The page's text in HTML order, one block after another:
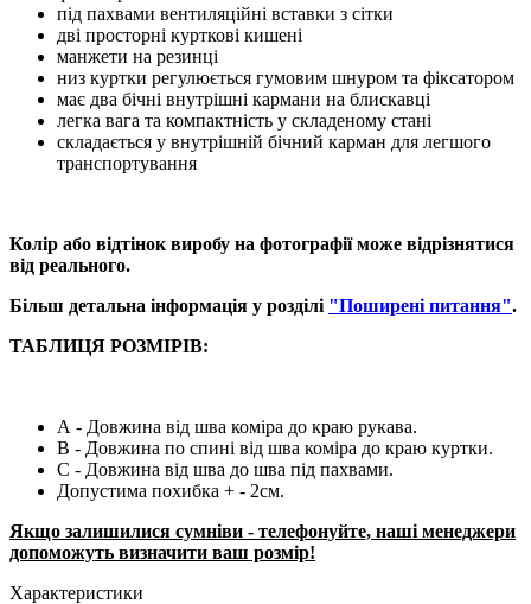
під пахвами вентиляційні вставки з сітки
дві просторні курткові кишені
манжети на резинці
низ куртки регулюється гумовим шнуром та фіксатором
має два бічні внутрішні кармани на блискавці
легка вага та компактність у складеному стані
складається у внутрішній бічний карман для легшого
транспортування
Колір або відтінок виробу на фотографії може відрізнятися
від реального.
Більш детальна інформація у розділі "Поширені питання".
ТАБЛИЦЯ РОЗМІРІВ:
А - Довжина від шва коміра до краю рукава.
B - Довжина по спині від шва коміра до краю куртки.
C - Довжина від шва до шва під пахвами.
Допустима похибка + - 2см.
Якщо залишилися сумніви - телефонуйте, наші менеджери
допоможуть визначити ваш розмір!
Характеристики